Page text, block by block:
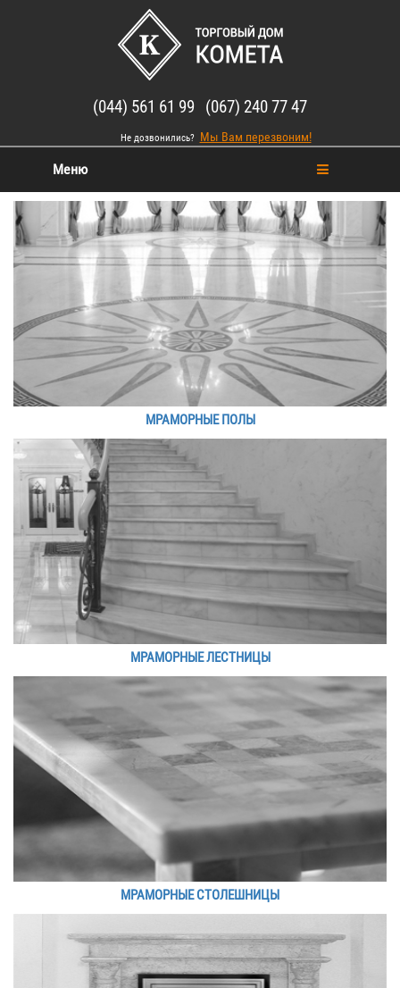
(044) 561 61 99 (067) 240 77 47
Не дозвонились? Мы Вам перезвоним!
Меню
МРАМОРНЫЕ ПОЛЫ
МРАМОРНЫЕ ЛЕСТНИЦЫ
МРАМОРНЫЕ СТОЛЕШНИЦЫ